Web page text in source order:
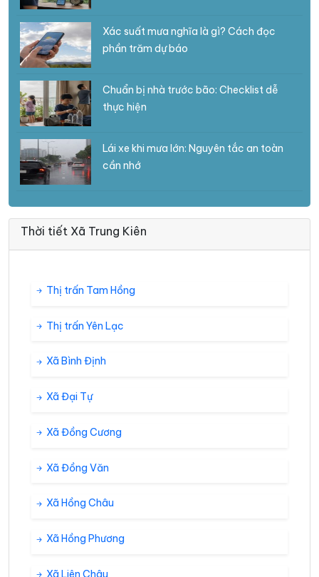
Xác suất mưa nghĩa là gì? Cách đọc
phần trăm dự báo
Chuẩn bị nhà trước bão: Checklist dễ
thực hiện
Lái xe khi mưa lớn: Nguyên tắc an toàn
cần nhớ
Thời tiết Xã Trung Kiên
Thị trấn Tam Hồng
Thị trấn Yên Lạc
Xã Bình Định
Xã Đại Tự
Xã Đồng Cương
Xã Đồng Văn
Xã Hồng Châu
Xã Hồng Phương
Xã Liên Châu